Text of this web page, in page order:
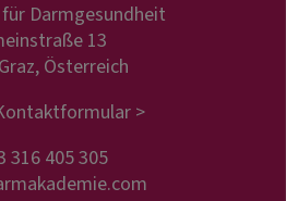
Darmgesundheit
13
Österreich
>
316 405 305